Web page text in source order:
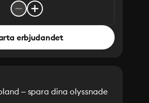
erbjudandet
– spara dina olyssnade